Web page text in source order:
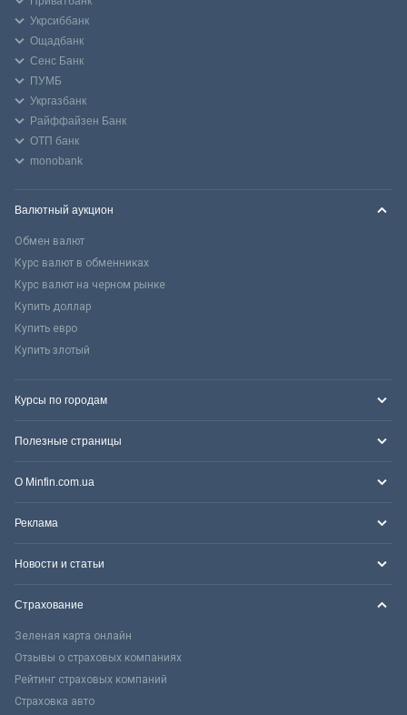
Укрсиббанк
Ощадбанк
Сенс Банк
ПУМБ
Укргазбанк
Райффайзен Банк
ОТП банк
monobank
Валютный аукцион
Обмен валют
Курс валют в обменниках
Курс валют на черном рынке
Купить доллар
Купить евро
Купить злотый
Курсы по городам
Полезные страницы
О Minfin.com.ua
Реклама
Новости и статьи
Страхование
Зеленая карта онлайн
Отзывы о страховых компаниях
Рейтинг страховых компаний
Страховка авто